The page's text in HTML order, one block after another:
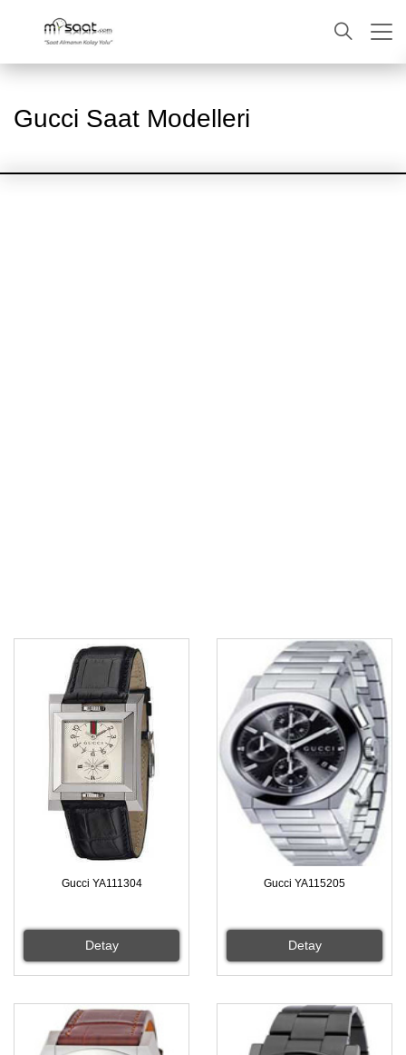
ARA
Gucci Saat Modelleri
Gucci YA111304
Detay
Gucci YA115205
Detay